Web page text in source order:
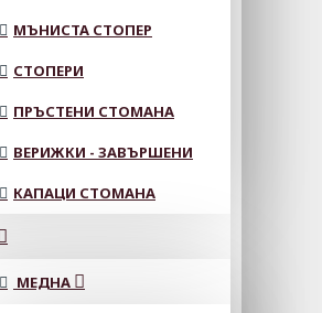
МЪНИСТА СТОПЕР
СТОПЕРИ
ПРЪСТЕНИ СТОМАНА
ВЕРИЖКИ - ЗАВЪРШЕНИ
КАПАЦИ СТОМАНА
МЕДНА